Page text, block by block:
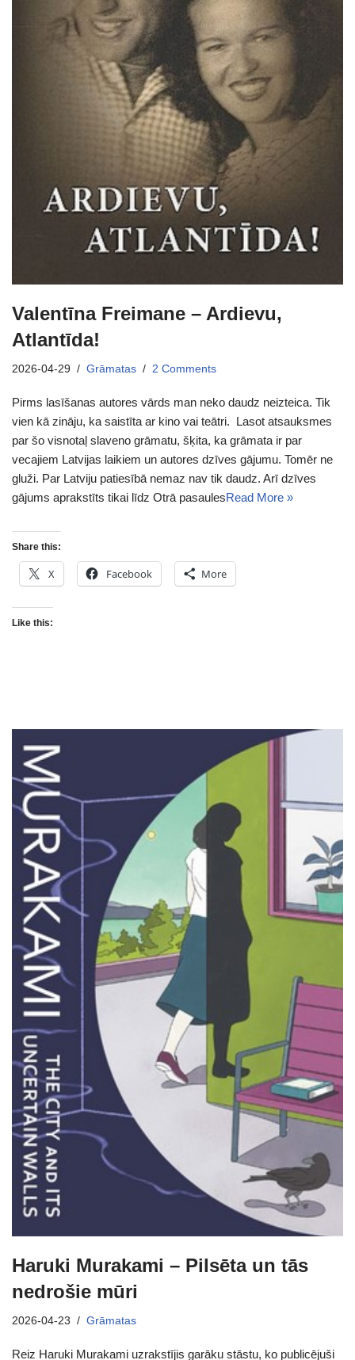
Valentīna Freimane – Ardievu,
Atlantīda!
2026-04-29 Grāmatas 2 Comments
Pirms lasīšanas autores vārds man neko daudz neizteica. Tik
vien kā zināju, ka saistīta ar kino vai teātri. Lasot atsauksmes
par šo visnotaļ slaveno grāmatu, šķita, ka grāmata ir par
vecajiem Latvijas laikiem un autores dzīves gājumu. Tomēr ne
gluži. Par Latviju patiesībā nemaz nav tik daudz. Arī dzīves
gājums aprakstīts tikai līdz Otrā pasaulesRead More »
Share this:
X Facebook More
Like this:
Haruki Murakami – Pilsēta un tās
nedrošie mūri
2026-04-23 Grāmatas
Reiz Haruki Murakami uzrakstījis garāku stāstu, ko publicējuši